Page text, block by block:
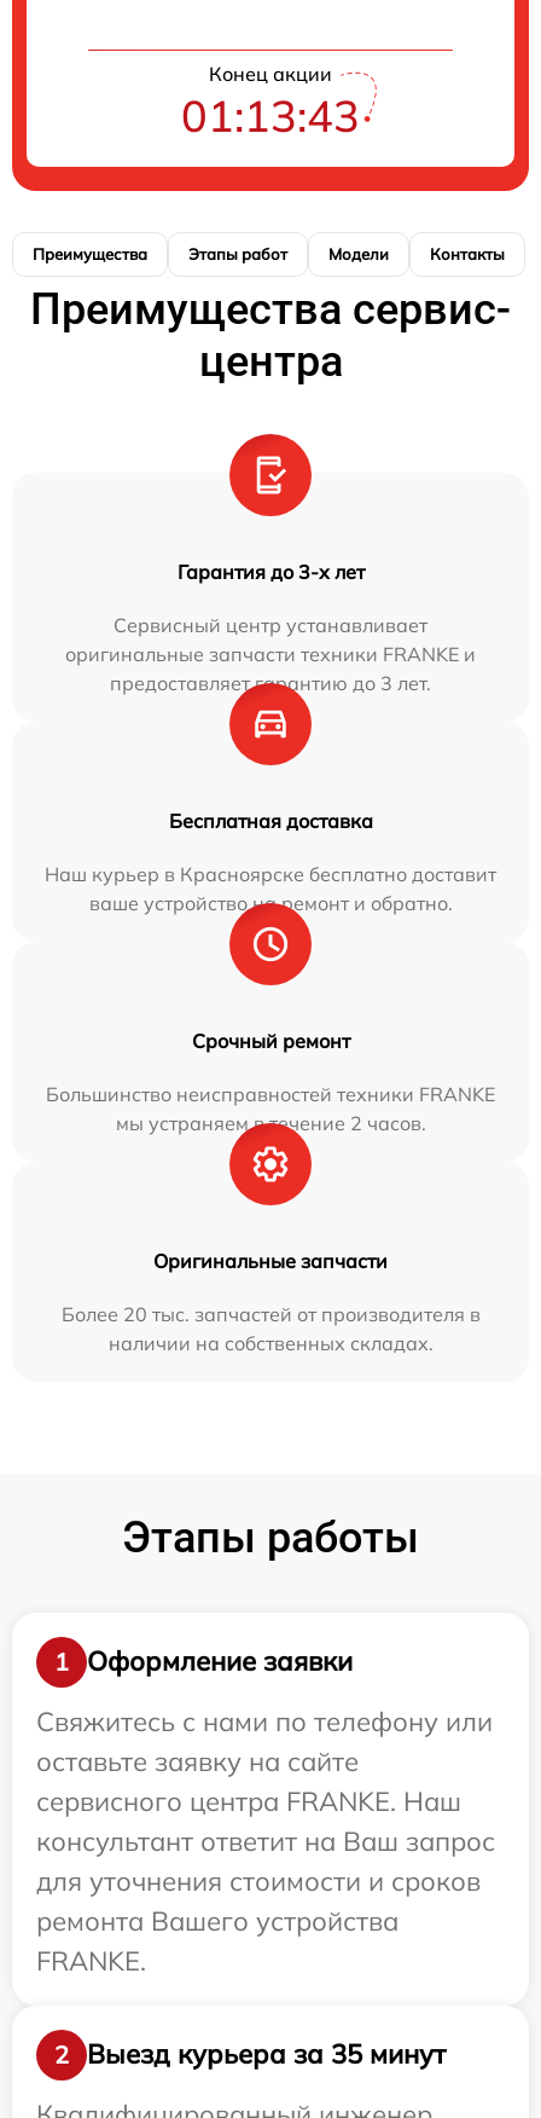
Конец акции
01:13:42
Преимущества Этапы работ Модели Контакты
Преимущества сервис-
центра
Гарантия до 3-х лет
Сервисный центр устанавливает
оригинальные запчасти техники FRANKE и
предоставляет гарантию до 3 лет.
Бесплатная доставка
Наш курьер в Красноярске бесплатно доставит
ваше устройство на ремонт и обратно.
Срочный ремонт
Большинство неисправностей техники FRANKE
мы устраняем в течение 2 часов.
Оригинальные запчасти
Более 20 тыс. запчастей от производителя в
наличии на собственных складах.
Этапы работы
1
Оформление заявки
Свяжитесь с нами по телефону или
оставьте заявку на сайте
сервисного центра FRANKE. Наш
консультант ответит на Ваш запрос
для уточнения стоимости и сроков
ремонта Вашего устройства
FRANKE.
2
Выезд курьера за 35 минут